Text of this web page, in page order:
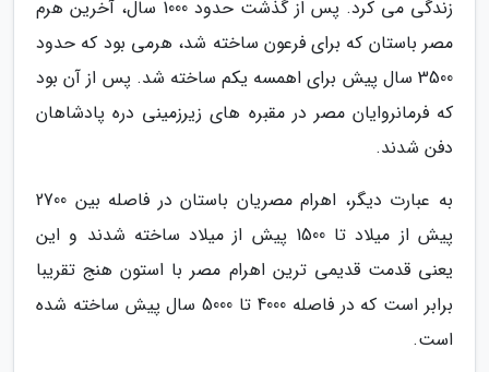
زندگی می کرد. پس از گذشت حدود 1000 سال، آخرین هرم
مصر باستان که برای فرعون ساخته شد، هرمی بود که حدود
3500 سال پیش برای اهمسه یکم ساخته شد. پس از آن بود
که فرمانروایان مصر در مقبره های زیرزمینی دره پادشاهان
دفن شدند.
به عبارت دیگر، اهرام مصریان باستان در فاصله بین 2700
پیش از میلاد تا 1500 پیش از میلاد ساخته شدند و این
یعنی قدمت قدیمی ترین اهرام مصر با استون هنج تقریبا
برابر است که در فاصله 4000 تا 5000 سال پیش ساخته شده
است.